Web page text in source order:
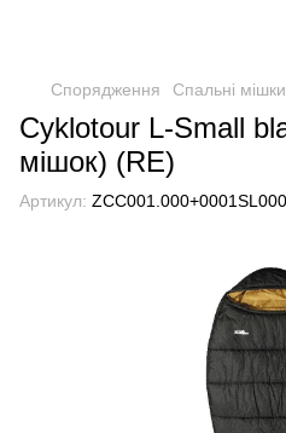
Спорядження Спальні мішки
Cyklotour L-Small
мішок) (RE)
Артикул: